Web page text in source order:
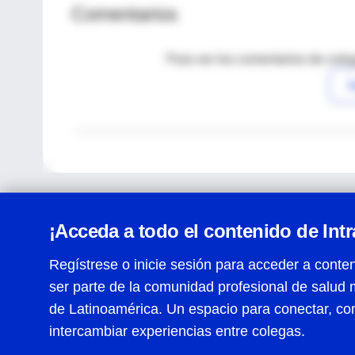
Comentarios
Para ver los comentarios de
¡Acceda a todo el contenido de
Regístrese o inicie sesión para acceder a
ser parte de la comunidad profesional de salud
de Latinoamérica. Un espacio para conectar,
intercambiar experiencias entre colegas.
Centro de Ayuda
Términos y condiciones| Políticas de privacidad